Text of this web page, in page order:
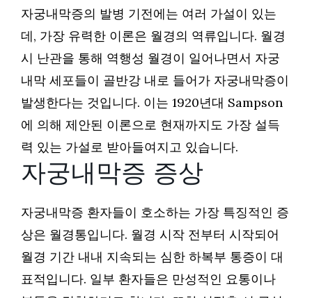
자궁내막증의 발병 기전에는 여러 가설이 있는
데, 가장 유력한 이론은 월경의 역류입니다. 월경
시 난관을 통해 역행성 월경이 일어나면서 자궁
내막 세포들이 골반강 내로 들어가 자궁내막증이
발생한다는 것입니다. 이는 1920년대 Sampson
에 의해 제안된 이론으로 현재까지도 가장 설득
력 있는 가설로 받아들여지고 있습니다.
자궁내막증 증상
자궁내막증 환자들이 호소하는 가장 특징적인 증
상은 월경통입니다. 월경 시작 전부터 시작되어
월경 기간 내내 지속되는 심한 하복부 통증이 대
표적입니다. 일부 환자들은 만성적인 요통이나